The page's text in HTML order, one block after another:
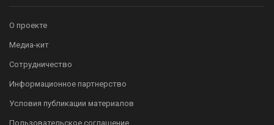
О проекте
Медиа-кит
Сотрудничество
Информационное партнерство
Условия публикации материалов
Пользовательское соглашение